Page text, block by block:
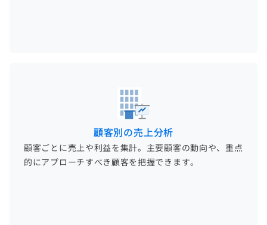
顧客別の売上分析
顧客ごとに売上や利益を集計。主要顧客の動向や、重点
的にアプローチすべき顧客を把握できます。